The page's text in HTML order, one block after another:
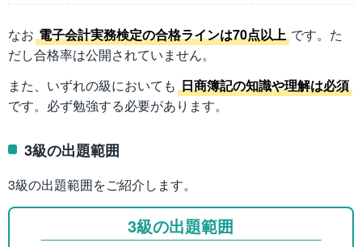
なお 電子会計実務検定の合格ラインは70点以上 です。た
だし合格率は公開されていません。
また、いずれの級においても 日商簿記の知識や理解は必須
です。必ず勉強する必要があります。
3級の出題範囲
3級の出題範囲をご紹介します。
3級の出題範囲